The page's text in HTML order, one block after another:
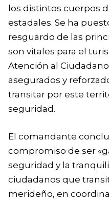
los distintos cuerpos
estadales. Se ha
resguardo de las
son vitales para el
Atención al
asegurados y
transitar por este
seguridad.
El comandante
compromiso de ser
seguridad y la
ciudadanos que
merideño, en